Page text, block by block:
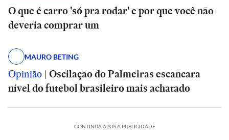
O que é carro 'só pra rodar' e por que você não
deveria comprar um
MAURO BETING
Opinião | Oscilação do Palmeiras escancara
nível do futebol brasileiro mais achatado
CONTINUA APÓS A PUBLICIDADE